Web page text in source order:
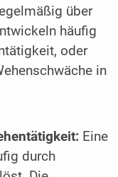
über
häufig
oder
in
Eine
durch